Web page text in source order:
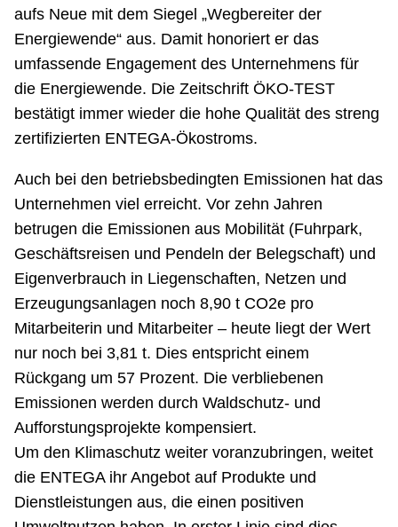
aufs Neue mit dem Siegel „Wegbereiter der
Energiewende“ aus. Damit honoriert er das
umfassende Engagement des Unternehmens für
die Energiewende. Die Zeitschrift ÖKO-TEST
bestätigt immer wieder die hohe Qualität des streng
zertifizierten ENTEGA-Ökostroms.
Auch bei den betriebsbedingten Emissionen hat das
Unternehmen viel erreicht. Vor zehn Jahren
betrugen die Emissionen aus Mobilität (Fuhrpark,
Geschäftsreisen und Pendeln der Belegschaft) und
Eigenverbrauch in Liegenschaften, Netzen und
Erzeugungsanlagen noch 8,90 t CO2e pro
Mitarbeiterin und Mitarbeiter – heute liegt der Wert
nur noch bei 3,81 t. Dies entspricht einem
Rückgang um 57 Prozent. Die verbliebenen
Emissionen werden durch Waldschutz- und
Aufforstungsprojekte kompensiert.
Um den Klimaschutz weiter voranzubringen, weitet
die ENTEGA ihr Angebot auf Produkte und
Dienstleistungen aus, die einen positiven